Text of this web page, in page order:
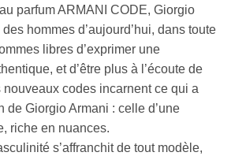
parfum ARMANI CODE, Giorgio
hommes d’aujourd’hui, dans toute
libres d’exprimer une
et d’être plus à l’écoute de
nouveaux codes incarnent ce qui a
de Giorgio Armani : celle d’une
riche en nuances.
s’affranchit de tout modèle,